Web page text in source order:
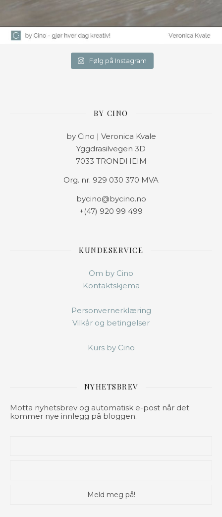
Følg på Instagram
BY CINO
by Cino | Veronica Kvale
Yggdrasilvegen 3D
7033 TRONDHEIM
Org. nr. 929 030 370 MVA
bycino@bycino.no
+(47) 920 99 499
KUNDESERVICE
Om by Cino
Kontaktskjema
Personvernerklæring
Vilkår og betingelser
Kurs by Cino
NYHETSBREV
Motta nyhetsbrev og automatisk e-post når det
kommer nye innlegg på bloggen.